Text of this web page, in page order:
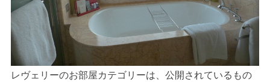
レヴェリーのお部屋カテゴリーは、公開されているもの